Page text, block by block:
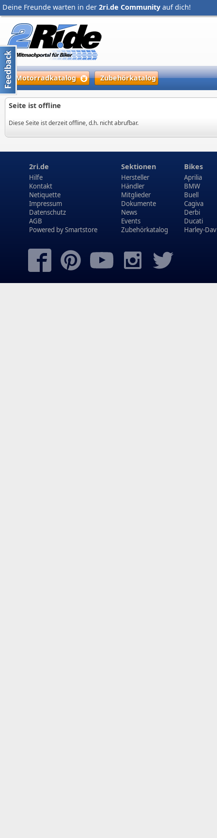
Deine Freunde warten in der 2ri.de Community auf dich!
Motorradkatalog Zubehörkatalog
Seite ist offline
Diese Seite ist derzeit offline, d.h. nicht abrufbar.
2ri.de
Hilfe
Kontakt
Netiquette
Impressum
Datenschutz
AGB
Powered bySmartstore
Sektionen
Hersteller
Händler
Mitglieder
Dokumente
News
Events
Zubehörkatalog
Bikes
Aprilia
BMW
Buell
Cagiva
Derbi
Ducati
Harley-